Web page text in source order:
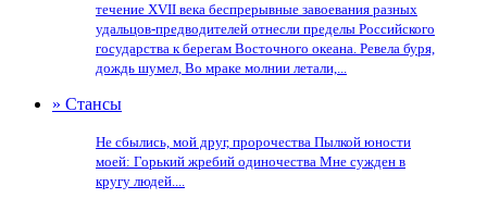
течение XVII века беспрерывные завоевания разных
удальцов-предводителей отнесли пределы Российского
государства к берегам Восточного океана. Ревела буря,
дождь шумел, Во мраке молнии летали,...
» Стансы
Не сбылись, мой друг, пророчества Пылкой юности
моей: Горький жребий одиночества Мне сужден в
кругу людей....